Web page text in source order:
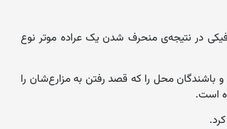
در نتیجه‌ی منحرف شدن یک عراده موتر نوع
باشندگان محل را که قصد رفتن به مزارع‌شان را
است.